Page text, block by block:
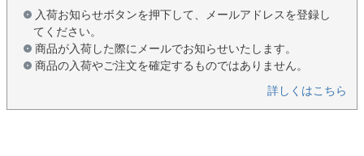
入荷お知らせボタンを押下して、メールアドレスを登録し
てください。
商品が入荷した際にメールでお知らせいたします。
商品の入荷やご注文を確定するものではありません。
詳しくはこちら